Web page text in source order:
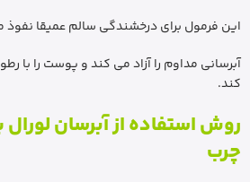
این فرمول برای درخشندگی سالم عمیقا نفوذ
کند.
روش استفاده از آبرسان
چرب